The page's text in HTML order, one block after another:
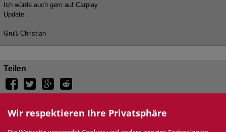
Ich würde auch gern auf Carplay
Update .
Gruß Christian
Teilen
3 Besucher
Wir respektieren Ihre Privatsphäre